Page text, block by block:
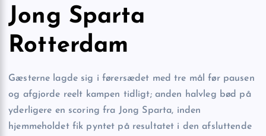
Jong Sparta
Rotterdam
Gæsterne lagde sig i førersædet med tre mål før pausen
og afgjorde reelt kampen tidligt; anden halvleg bød på
yderligere en scoring fra Jong Sparta, inden
hjemmeholdet fik pyntet på resultatet i den afsluttende